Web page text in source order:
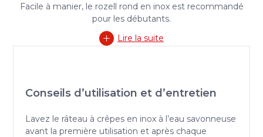
Facile à manier, le rozell rond en inox est recommandé
pour les débutants.
Lire la suite
Conseils d’utilisation et d’entretien
Lavez le râteau à crêpes en inox à l’eau savonneuse
avant la première utilisation et après chaque